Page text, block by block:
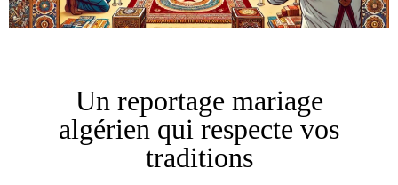
Un reportage mariage
algérien qui respecte vos
traditions